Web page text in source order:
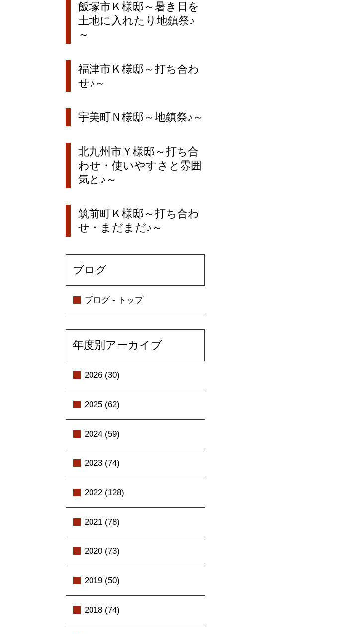
飯塚市Ｋ様邸～暑き日を
土地に入れたり地鎮祭♪
～
福津市Ｋ様邸～打ち合わ
せ♪～
宇美町Ｎ様邸～地鎮祭♪～
北九州市Ｙ様邸～打ち合
わせ・使いやすさと雰囲
気と♪～
筑前町Ｋ様邸～打ち合わ
せ・まだまだ♪～
ブログ
ブログ - トップ
年度別アーカイブ
2026 (30)
2025 (62)
2024 (59)
2023 (74)
2022 (128)
2021 (78)
2020 (73)
2019 (50)
2018 (74)